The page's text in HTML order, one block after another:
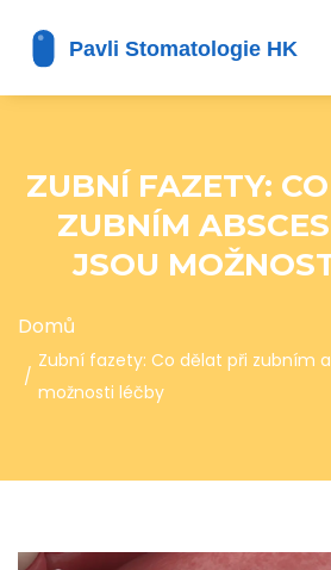
ZUBNÍ FAZETY:
ZUBNÍM
JSOU
Domů
Zubní fazety: Co dělat při zubním
možnosti léčby